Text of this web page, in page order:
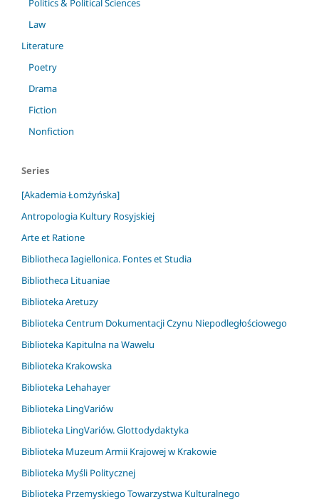
Politics & Political Sciences
Law
Literature
Poetry
Drama
Fiction
Nonfiction
Series
[Akademia Łomżyńska]
Antropologia Kultury Rosyjskiej
Arte et Ratione
Bibliotheca Iagiellonica. Fontes et Studia
Bibliotheca Lituaniae
Biblioteka Aretuzy
Biblioteka Centrum Dokumentacji Czynu Niepodległościowego
Biblioteka Kapitulna na Wawelu
Biblioteka Krakowska
Biblioteka Lehahayer
Biblioteka LingVariów
Biblioteka LingVariów. Glottodydaktyka
Biblioteka Muzeum Armii Krajowej w Krakowie
Biblioteka Myśli Politycznej
Biblioteka Przemyskiego Towarzystwa Kulturalnego